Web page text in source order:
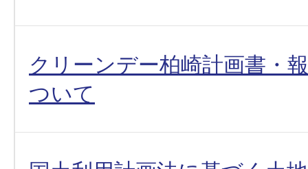
クリーンデー柏崎計画書・
ついて